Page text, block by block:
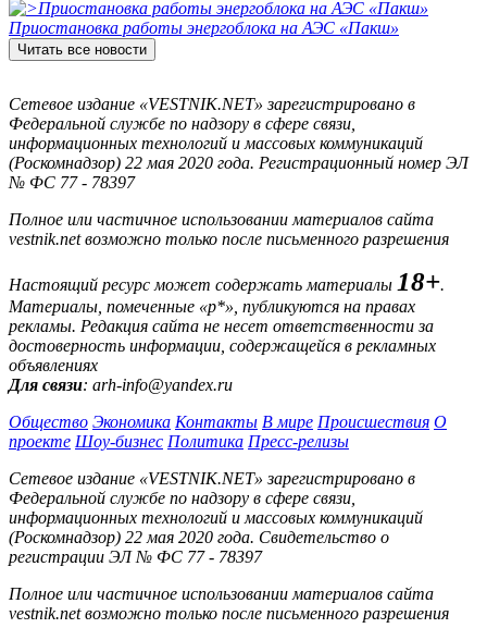
Приостановка работы энергоблока на АЭС «Пакш»
Читать все новости
Сетевое издание «VESTNIK.NET» зарегистрировано в
Федеральной службе по надзору в сфере связи,
информационных технологий и массовых коммуникаций
(Роскомнадзор) 22 мая 2020 года. Регистрационный номер ЭЛ
№ ФС 77 - 78397
Полное или частичное использовании материалов сайта
vestnik.net возможно только после письменного разрешения
Настоящий ресурс может содержать материалы 18+.
Материалы, помеченные «р*», публикуются на правах
рекламы. Редакция сайта не несет ответственности за
достоверность информации, содержащейся в рекламных
объявлениях
Для связи: arh-info@yandex.ru
Общество Экономика Контакты В мире Происшествия О
проекте Шоу-бизнес Политика Пресс-релизы
Сетевое издание «VESTNIK.NET» зарегистрировано в
Федеральной службе по надзору в сфере связи,
информационных технологий и массовых коммуникаций
(Роскомнадзор) 22 мая 2020 года. Свидетельство о
регистрации ЭЛ № ФС 77 - 78397
Полное или частичное использовании материалов сайта
vestnik.net возможно только после письменного разрешения